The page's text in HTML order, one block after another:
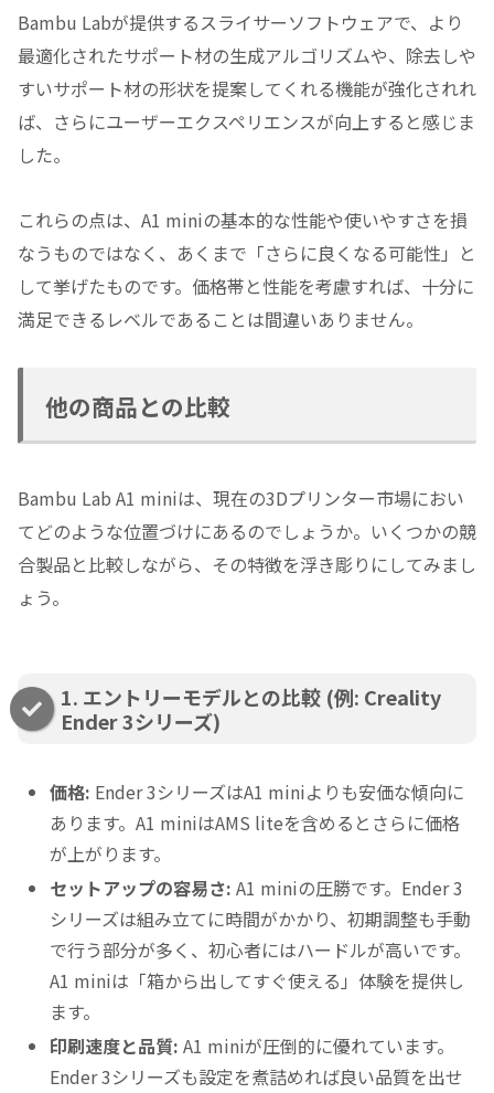
Bambu Labが提供するスライサーソフトウェアで、より
最適化されたサポート材の生成アルゴリズムや、除去しや
すいサポート材の形状を提案してくれる機能が強化されれ
ば、さらにユーザーエクスペリエンスが向上すると感じま
した。
これらの点は、A1 miniの基本的な性能や使いやすさを損
なうものではなく、あくまで「さらに良くなる可能性」と
して挙げたものです。価格帯と性能を考慮すれば、十分に
満足できるレベルであることは間違いありません。
他の商品との比較
Bambu Lab A1 miniは、現在の3Dプリンター市場におい
てどのような位置づけにあるのでしょうか。いくつかの競
合製品と比較しながら、その特徴を浮き彫りにしてみまし
ょう。
1. エントリーモデルとの比較 (例: Creality
Ender 3シリーズ)
価格: Ender 3シリーズはA1 miniよりも安価な傾向に
あります。A1 miniはAMS liteを含めるとさらに価格
が上がります。
セットアップの容易さ: A1 miniの圧勝です。Ender 3
シリーズは組み立てに時間がかかり、初期調整も手動
で行う部分が多く、初心者にはハードルが高いです。
A1 miniは「箱から出してすぐ使える」体験を提供し
ます。
印刷速度と品質: A1 miniが圧倒的に優れています。
Ender 3シリーズも設定を煮詰めれば良い品質を出せ